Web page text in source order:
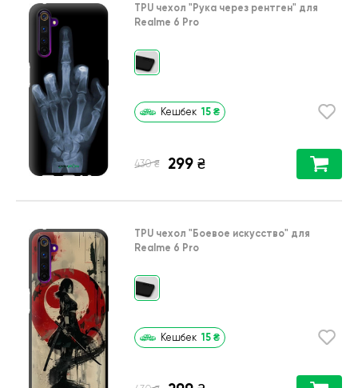
TPU чехол "Рука через рентген" для
Realme 6 Pro
Кешбек 15 ₴
430 ₴ 299 ₴
TPU чехол "Боевое искусство" для
Realme 6 Pro
Кешбек 15 ₴